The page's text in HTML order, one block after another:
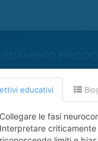
educativi
Collegare le fasi
Interpretare